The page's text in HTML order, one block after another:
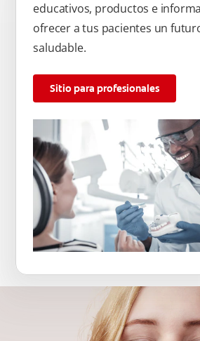
educativos, productos e
ofrecer a tus pacientes un
saludable.
Sitio para profesionales